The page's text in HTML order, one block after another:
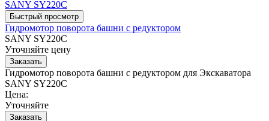
Гидромотор поворота башни с редуктором
SANY SY220C
Уточняйте цену
Гидромотор поворота башни с редуктором для Экскаватора
SANY SY220C
Цена:
Уточняйте